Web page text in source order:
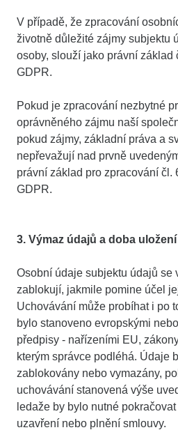
V případě, že zpracování
životně důležité zájmy subjektu
osoby, slouží jako právní základ
GDPR.
Pokud je zpracování nezbytné
oprávněného zájmu naší
pokud zájmy, základní práva a
nepřevažují nad prvně
právní základ pro zpracování čl.
GDPR.
3. Výmaz údajů a doba uložení
Osobní údaje subjektu údajů se
zablokují, jakmile pomine účel
Uchovávání může probíhat i po
bylo stanoveno evropskými
předpisy - nařízeními EU,
kterým správce podléhá. Údaje
zablokovány nebo vymazány,
uchovávání stanovená výše
ledaže by bylo nutné
uzavření nebo plnění smlouvy.